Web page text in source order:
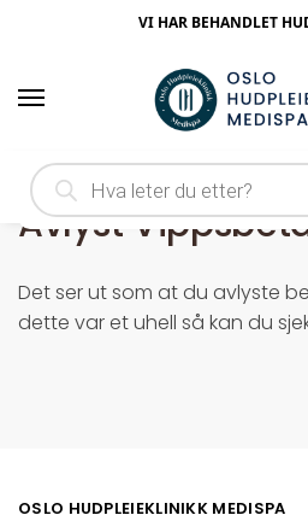
VI HAR BEHANDLET
Hjem
Avlyst
Det ser ut som at du avlyste
dette var et uhell så kan du
OSLO HUDPLEIEKLINIKK MEDISPA